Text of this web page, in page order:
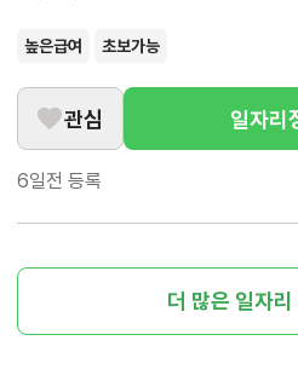
높은급여 초보가능
관심 일자리
6일전 등록
더 많은 일자리